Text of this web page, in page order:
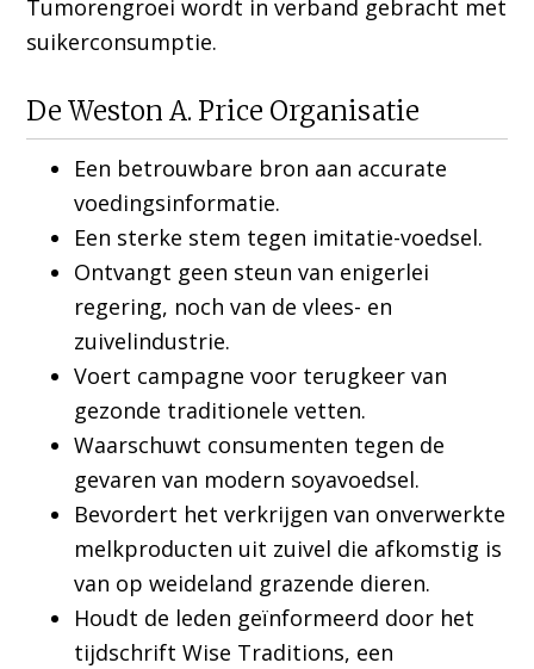
Tumorengroei wordt in verband gebracht met
suikerconsumptie.
De Weston A. Price Organisatie
Een betrouwbare bron aan accurate
voedingsinformatie.
Een sterke stem tegen imitatie-voedsel.
Ontvangt geen steun van enigerlei
regering, noch van de vlees- en
zuivelindustrie.
Voert campagne voor terugkeer van
gezonde traditionele vetten.
Waarschuwt consumenten tegen de
gevaren van modern soyavoedsel.
Bevordert het verkrijgen van onverwerkte
melkproducten uit zuivel die afkomstig is
van op weideland grazende dieren.
Houdt de leden geïnformeerd door het
tijdschrift Wise Traditions, een